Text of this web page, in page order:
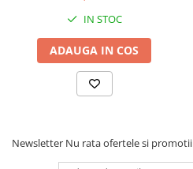
IN STOC
ADAUGA IN COS
Newsletter Nu rata ofertele si